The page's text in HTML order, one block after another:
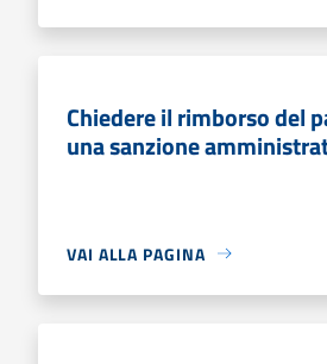
Chiedere il rimborso del
una sanzione
VAI ALLA PAGINA